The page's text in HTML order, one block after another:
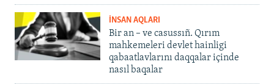
İNSAN AQLARI
Bir an – ve casussıñ. Qırım
mahkemeleri devlet hainligi
qabaatlavlarını daqqalar içinde
nasıl baqalar